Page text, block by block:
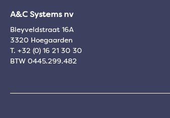
A&C Systems nv
Bleyveldstraat 16A
3320 Hoegaarden
T. +32 (0) 16 21 30 30
BTW 0445.299.482